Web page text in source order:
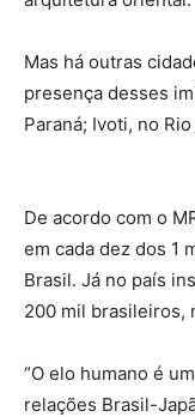
Mas há outras
presença desses
Paraná; Ivoti, no
De acordo com o
em cada dez dos 1
Brasil. Já no país
200 mil brasileiros,
“O elo humano é
relações Brasil-